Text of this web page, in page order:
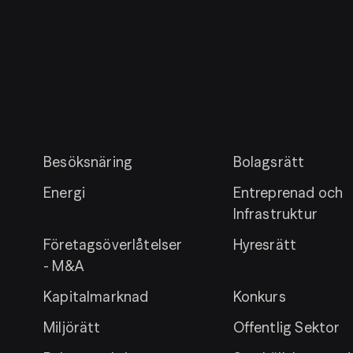
Besöksnäring
Bolagsrätt
Energi
Entreprenad och
Infrastruktur
Företagsöverlåtelser
- M&A
Hyresrätt
Kapitalmarknad
Konkurs
Miljörätt
Offentlig Sektor